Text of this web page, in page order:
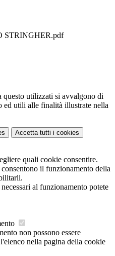
STRINGHER.pdf
questo utilizzati si avvalgono di
ed utili alle finalità illustrate nella
Accetta tutti i cookies
quali cookie consentire.
il funzionamento della
al funzionamento potete
non possono essere
nella pagina della cookie